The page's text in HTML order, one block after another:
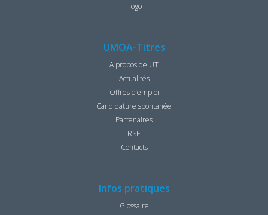
Togo
UMOA-Titres
A propos de UT
Actualités
Offres d’emploi
Candidature spontanée
Partenaires
RSE
Contacts
Infos pratiques
Glossaire